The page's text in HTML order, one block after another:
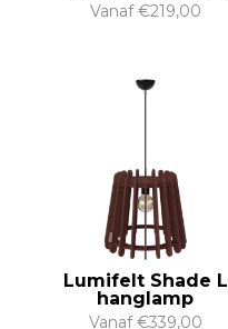
Vanaf €219,00
Lumifelt Shade L
hanglamp
Vanaf €339,00